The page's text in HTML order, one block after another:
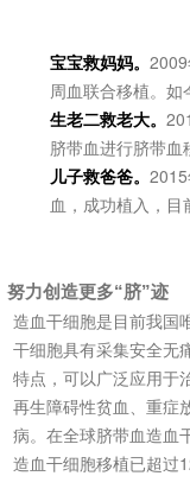
宝宝救妈妈。
周血联合移植。如
生老二救老大。
脐带血进行脐带血
儿子救爸爸。
血，成功植入，目
努力创造更多“脐”迹
造血干细胞是目前我国
干细胞具有采集安全无
特点，可以广泛应用于
再生障碍性贫血、重症
病。在全球脐带血造血
造血干细胞移植已超过